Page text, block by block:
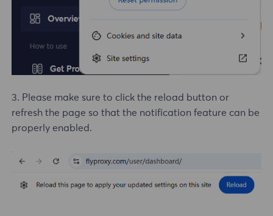
3. Please make sure to click the reload button or
refresh the page so that the notification feature can be
properly enabled.